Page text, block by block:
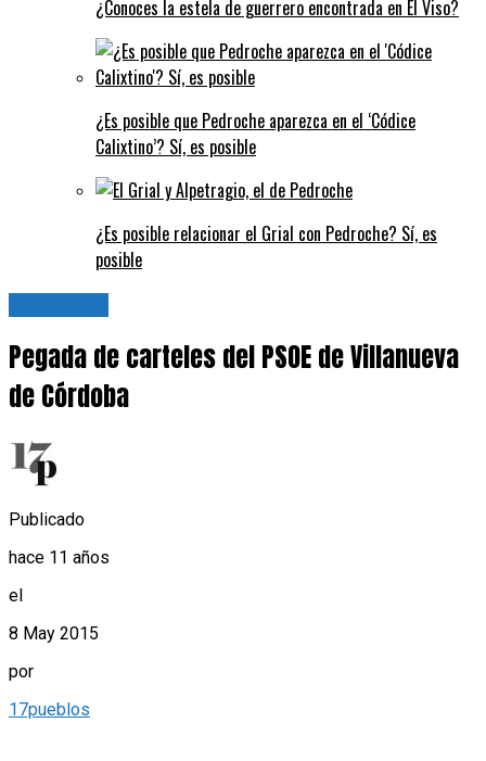
¿Conoces la estela de guerrero encontrada en El Viso?
¿Es posible que Pedroche aparezca en el ‘Códice
Calixtino’? Sí, es posible
¿Es posible relacionar el Grial con Pedroche? Sí, es
posible
Pegada de carteles del PSOE de Villanueva
de Córdoba
Publicado
hace 11 años
el
8 May 2015
por
17pueblos